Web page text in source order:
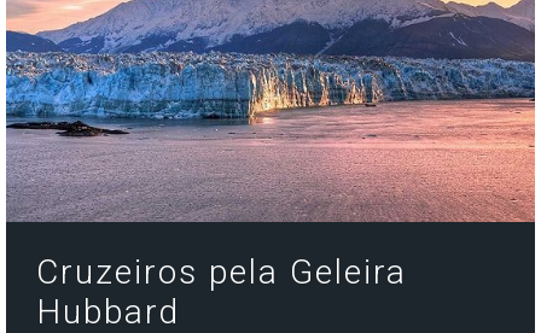
Cruzeiros pela Geleira
Hubbard